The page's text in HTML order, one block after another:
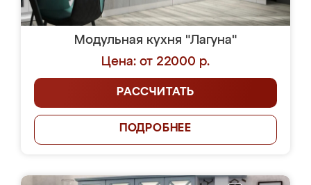
Модульная кухня "Лагуна"
Цена: от 22000 р.
РАССЧИТАТЬ
ПОДРОБНЕЕ